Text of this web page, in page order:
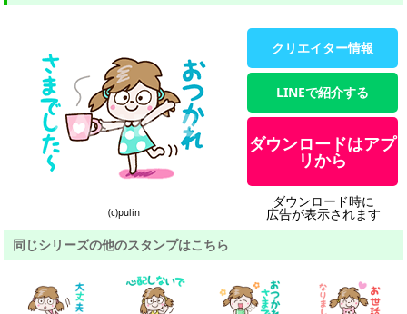
(c)pulin
クリエイター情報
LINEで紹介する
ダウンロードはアプ
リから
ダウンロード時に
広告が表示されます
同じシリーズの他のスタンプはこちら